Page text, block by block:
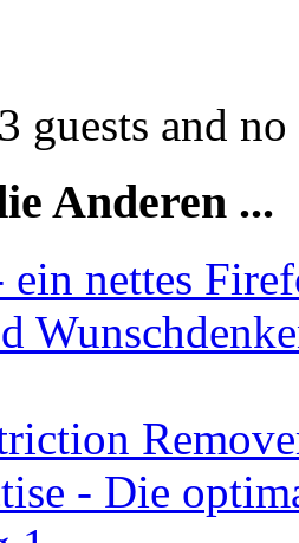
guests and
Anderen ...
nettes
- Die